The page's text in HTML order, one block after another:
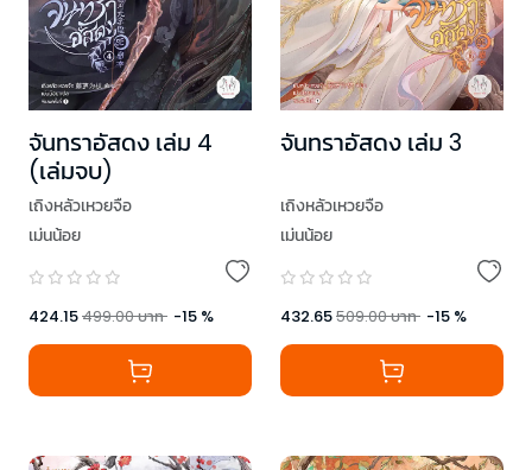
จันทราอัสดง เล่ม 4
(เล่มจบ)
เถิงหลัวเหวยจือ
เม่นน้อย
424.15499.00บาท -15 %
จันทราอัสดง เล่ม 3
เถิงหลัวเหวยจือ
เม่นน้อย
432.65509.00บาท -15 %